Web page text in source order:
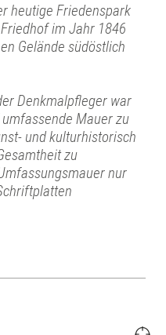
heutige Friedenspark
im Jahr 1846
Gelände südöstlich
Denkmalpfleger war
Mauer zu
und kulturhistorisch
zu
nur